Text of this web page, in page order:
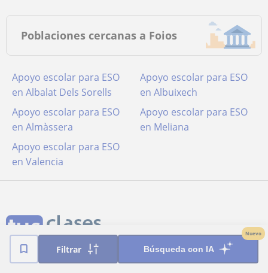
Filtrar Búsqueda con IA
Nuevo
Poblaciones cercanas a Foios
Apoyo escolar para ESO
en Albalat Dels Sorells
Apoyo escolar para ESO
en Albuixech
Apoyo escolar para ESO
en Almàssera
Apoyo escolar para ESO
en Meliana
Apoyo escolar para ESO
en Valencia